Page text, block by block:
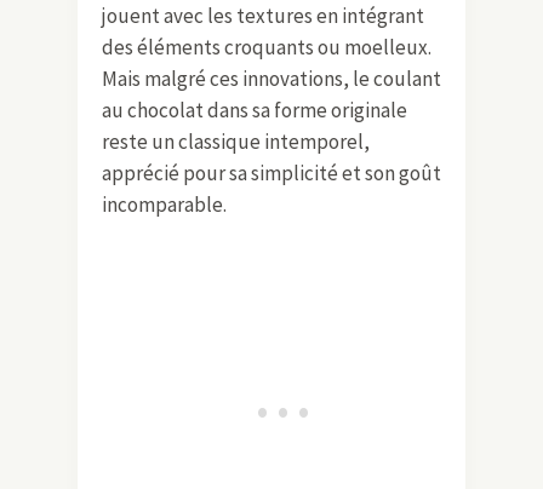
jouent avec les textures en intégrant
des éléments croquants ou moelleux.
Mais malgré ces innovations, le coulant
au chocolat dans sa forme originale
reste un classique intemporel,
apprécié pour sa simplicité et son goût
incomparable.